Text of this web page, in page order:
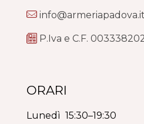
info@armeriapadova.it
P.Iva e C.F.
ORARI
Lunedì 15:30–19:30